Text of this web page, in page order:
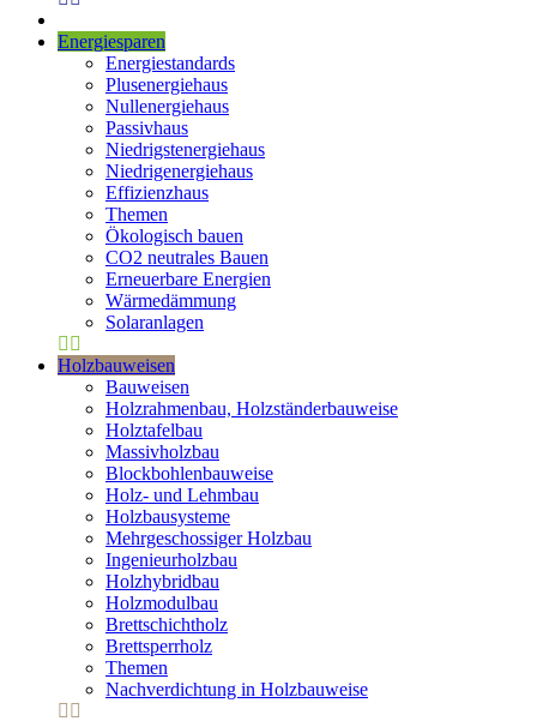
Energiesparen
Energiestandards
Plusenergiehaus
Nullenergiehaus
Passivhaus
Niedrigstenergiehaus
Niedrigenergiehaus
Effizienzhaus
Themen
Ökologisch bauen
CO2 neutrales Bauen
Erneuerbare Energien
Wärmedämmung
Solaranlagen
Holzbauweisen
Bauweisen
Holzrahmenbau, Holzständerbauweise
Holztafelbau
Massivholzbau
Blockbohlenbauweise
Holz- und Lehmbau
Holzbausysteme
Mehrgeschossiger Holzbau
Ingenieurholzbau
Holzhybridbau
Holzmodulbau
Brettschichtholz
Brettsperrholz
Themen
Nachverdichtung in Holzbauweise